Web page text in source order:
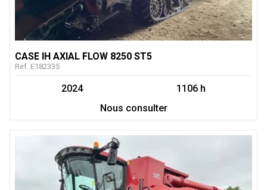
CASE IH AXIAL FLOW 8250 ST5
Ref. E182335
2024
1106 h
Nous consulter